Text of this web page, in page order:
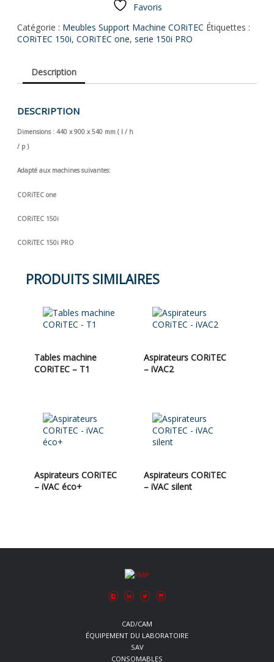
Favoris
Catégorie : Meubles Support Machine CORiTEC Étiquettes :
CORiTEC 150i, CORiTEC one, serie 150i PRO
Description
DESCRIPTION
Dimensions : 440 x 900 x 540 mm ( l / h
/ p )
Adapté aux machines suivantes:
CORiTEC one
CORiTEC 150i
CORiTEC 150i PRO
PRODUITS SIMILAIRES
Tables machine
CORiTEC – T1
Aspirateurs CORiTEC
– iVAC2
Aspirateurs CORiTEC
– iVAC éco+
Aspirateurs CORiTEC
– iVAC silent
CAD/CAM
ÉQUIPEMENT DU LABORATOIRE
SAV
CONSOMABLES